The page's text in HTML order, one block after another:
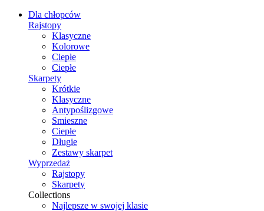
Dla chłopców
Rajstopy
Klasyczne
Kolorowe
Ciepłe
Ciepłe
Skarpety
Krótkie
Klasyczne
Antypoślizgowe
Smieszne
Ciepłe
Długie
Zestawy skarpet
Wyprzedaż
Rajstopy
Skarpety
Collections
Najlepsze w swojej klasie